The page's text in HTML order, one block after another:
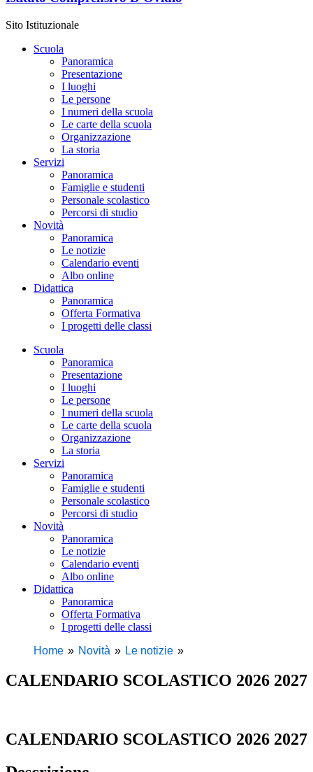
Sito Istituzionale
Scuola
Panoramica
Presentazione
I luoghi
Le persone
I numeri della scuola
Le carte della scuola
Organizzazione
La storia
Servizi
Panoramica
Famiglie e studenti
Personale scolastico
Percorsi di studio
Novità
Panoramica
Le notizie
Calendario eventi
Albo online
Didattica
Panoramica
Offerta Formativa
I progetti delle classi
Scuola
Panoramica
Presentazione
I luoghi
Le persone
I numeri della scuola
Le carte della scuola
Organizzazione
La storia
Servizi
Panoramica
Famiglie e studenti
Personale scolastico
Percorsi di studio
Novità
Panoramica
Le notizie
Calendario eventi
Albo online
Didattica
Panoramica
Offerta Formativa
I progetti delle classi
Home
Novità Le notizie
CALENDARIO SCOLASTICO 2026 2027
CALENDARIO SCOLASTICO 2026 2027